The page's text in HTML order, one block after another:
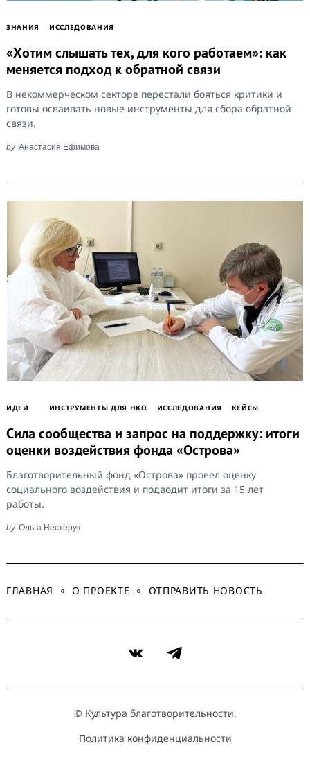
ЗНАНИЯ ИССЛЕДОВАНИЯ
«Хотим слышать тех, для кого работаем»: как
меняется подход к обратной связи
В некоммерческом секторе перестали бояться критики и
готовы осваивать новые инструменты для сбора обратной
связи.
by Анастасия Ефимова
ИДЕИ ИНСТРУМЕНТЫ ДЛЯ НКО ИССЛЕДОВАНИЯ КЕЙСЫ
Сила сообщества и запрос на поддержку: итоги
оценки воздействия фонда «Острова»
Благотворительный фонд «Острова» провел оценку
социального воздействия и подводит итоги за 15 лет
работы.
by Ольга Нестерук
ГЛАВНАЯ О ПРОЕКТЕ ОТПРАВИТЬ НОВОСТЬ
VK Telegram
© Культура благотворительности.
Политика конфиденциальности